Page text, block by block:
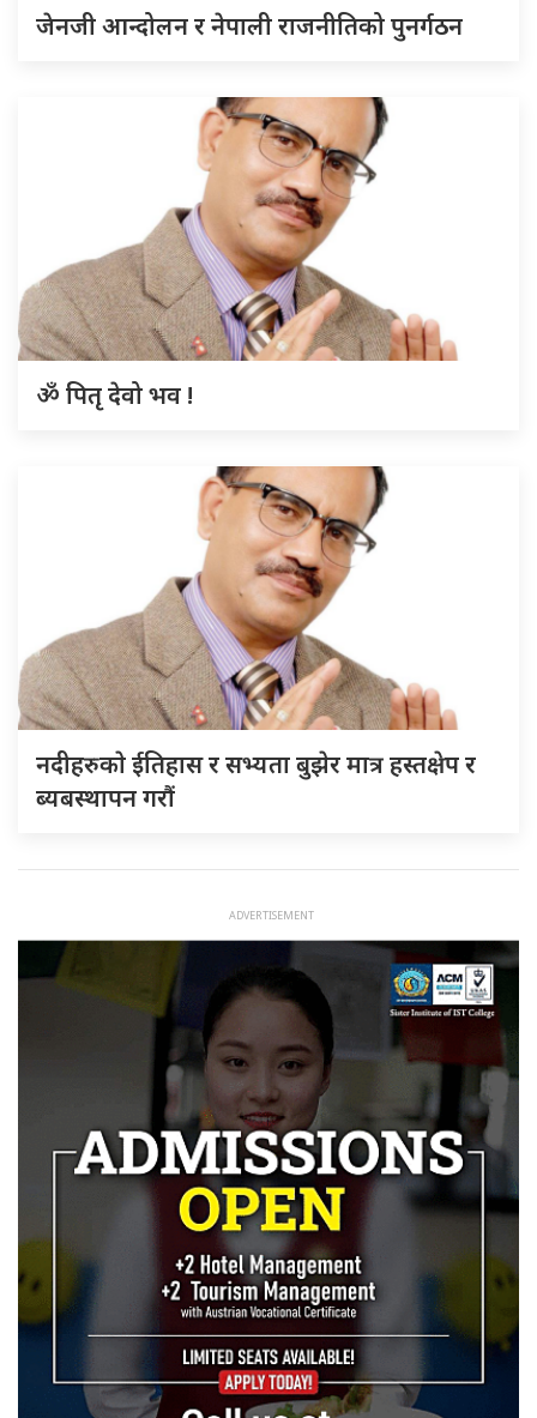
जेनजी आन्दोलन र नेपाली राजनीतिको पुनर्गठन
ॐ पितृ देवो भव !
नदीहरुकाे ईतिहास र सभ्यता बुझेर मात्र हस्तक्षेप र
ब्यबस्थापन गराैं